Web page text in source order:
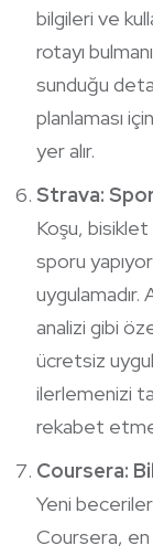
bilgileri ve
rotayı
sunduğu
planlaması
yer alır.
Strava:
Koşu, bisiklet
sporu
analizi gibi
ücretsiz
ilerlemenizi
rekabet
Coursera:
Yeni
Coursera,